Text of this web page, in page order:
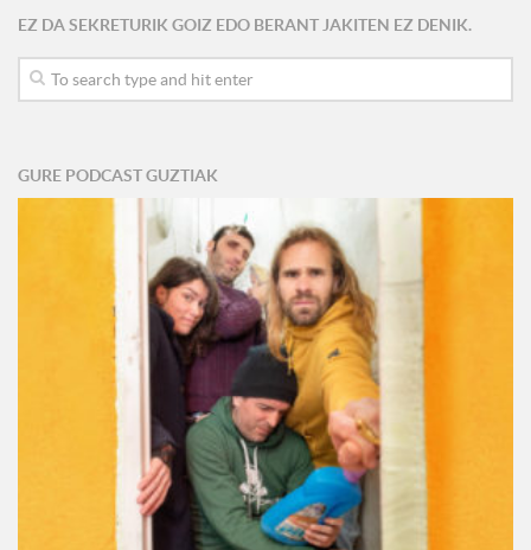
EZ DA SEKRETURIK GOIZ EDO BERANT JAKITEN EZ DENIK.
GURE PODCAST GUZTIAK